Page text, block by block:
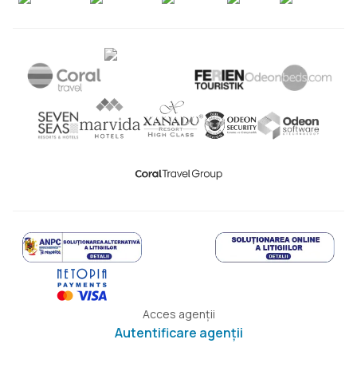
Acces agenții
Autentificare agenții